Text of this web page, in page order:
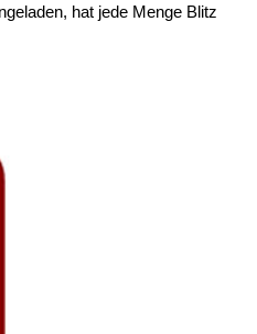
hat jede Menge Blitz